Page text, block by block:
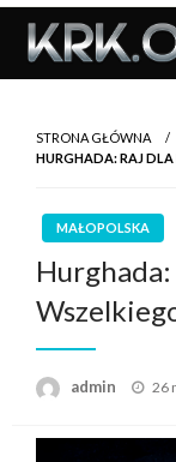
Skip
content
STRONA GŁÓWNA
HURGHADA: RAJ
MAŁOPOLSKA
admin 26